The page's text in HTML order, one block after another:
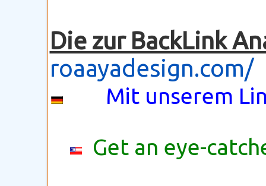
Die zur BackLink
roaayadesign.com/
Mit unserem
Get an eye-